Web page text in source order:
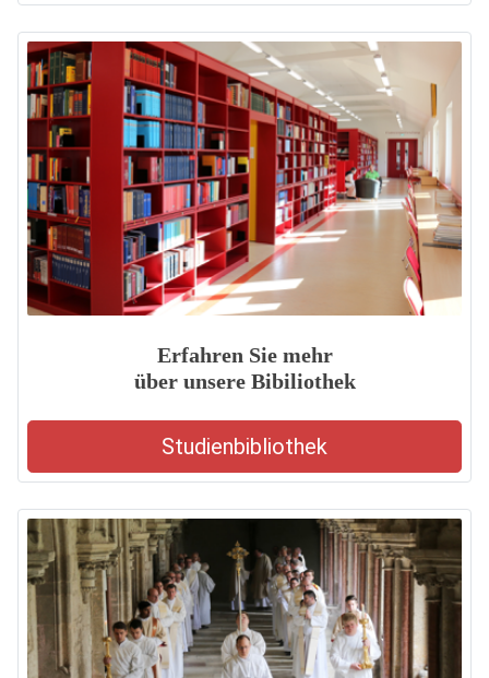
Erfahren Sie mehr
über unsere Bibiliothek
Studienbibliothek